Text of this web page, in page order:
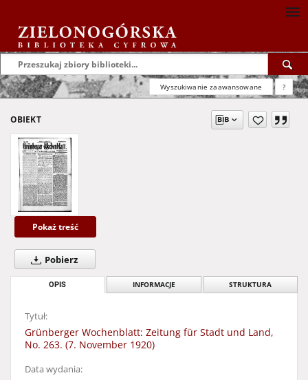
Wyszukiwanie zaawansowane ?
OBIEKT
Pokaż treść
Pobierz
OPIS INFORMACJE STRUKTURA
Tytuł:
Grünberger Wochenblatt: Zeitung für Stadt und Land,
No. 263. (7. November 1920)
Data wydania: